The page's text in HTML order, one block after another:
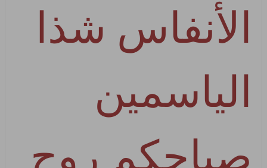
الأنفاس شذا
الياسمين
صباحكم روح